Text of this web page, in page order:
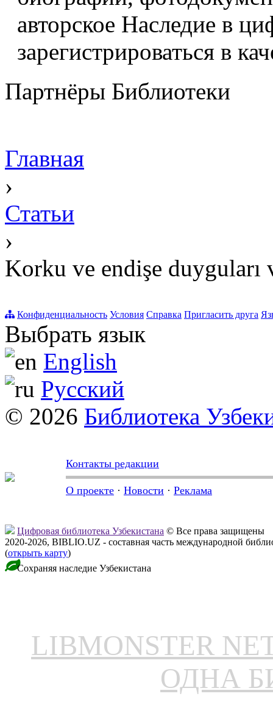
авторское Наследие в
зарегистрироваться в
Партнёры Библиотеки
Главная
›
Статьи
›
Korku ve endişe duyguları
Конфиденциальность Условия Справка Пригласить друга
Выбрать язык
English
Русский
© 2026 Библиотека
Контакты редакции
О проекте · Новости · Реклама
Цифровая библиотека Узбекистана © Все права защищены
2020-2026, BIBLIO.UZ - составная часть международной
(открыть карту)
Сохраняя наследие Узбекистана
LIBMONSTER
ОДНА